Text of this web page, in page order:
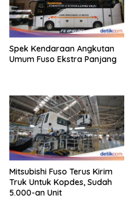
Spek Kendaraan Angkutan
Umum Fuso Ekstra Panjang
Mitsubishi Fuso Terus Kirim
Truk Untuk Kopdes, Sudah
5.000-an Unit